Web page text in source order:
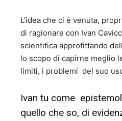
L’idea che ci è venuta,
di ragionare con Ivan
scientifica approfittando
lo scopo di capirne meglio
limiti, i problemi del suo
Ivan tu come
quello che so, di